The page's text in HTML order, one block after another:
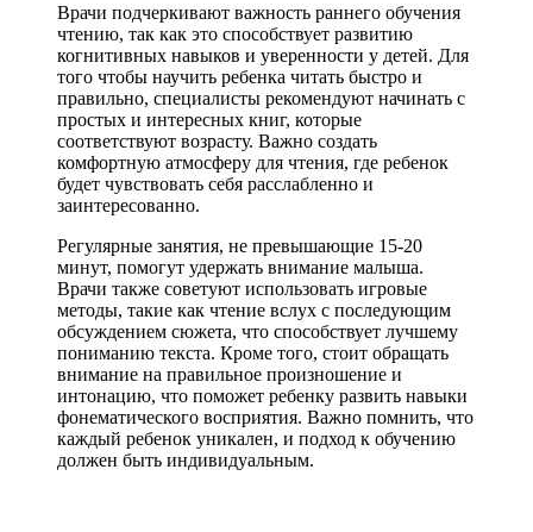
Врачи подчеркивают важность раннего обучения
чтению, так как это способствует развитию
когнитивных навыков и уверенности у детей. Для
того чтобы научить ребенка читать быстро и
правильно, специалисты рекомендуют начинать с
простых и интересных книг, которые
соответствуют возрасту. Важно создать
комфортную атмосферу для чтения, где ребенок
будет чувствовать себя расслабленно и
заинтересованно.
Регулярные занятия, не превышающие 15-20
минут, помогут удержать внимание малыша.
Врачи также советуют использовать игровые
методы, такие как чтение вслух с последующим
обсуждением сюжета, что способствует лучшему
пониманию текста. Кроме того, стоит обращать
внимание на правильное произношение и
интонацию, что поможет ребенку развить навыки
фонематического восприятия. Важно помнить, что
каждый ребенок уникален, и подход к обучению
должен быть индивидуальным.